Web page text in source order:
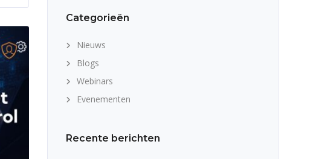
Categorieën
Nieuws
Blogs
Webinars
Evenementen
Recente berichten